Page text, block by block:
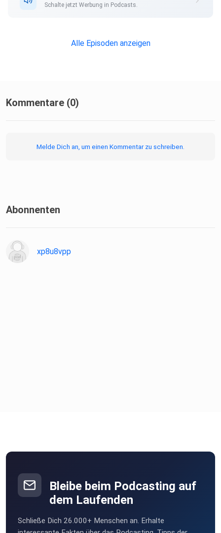
Schalte jetzt Werbung in Podcasts.
Alle Episoden anzeigen
Kommentare (0)
Melde Dich an, um einen Kommentar zu schreiben.
Abonnenten
xp8u8vpp
Bleibe beim Podcasting auf
dem Laufenden
Schließe Dich 26.000+ Menschen an. Erhalte